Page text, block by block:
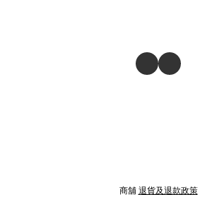
商舖 退貨及退款政策